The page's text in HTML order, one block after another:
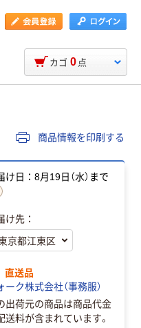
カゴ 0 点
商品情報を印刷する
け日：8月19日（水）まで
け先：
直送品
ーク株式会社（事務服）
出荷元の商品は商品代金
送料が含まれています。